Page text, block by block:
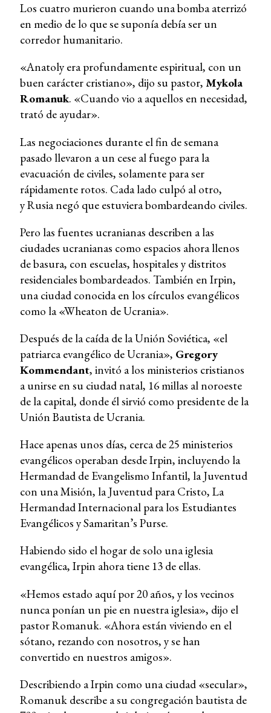
Los cuatro murieron cuando una bomba aterrizó
en medio de lo que se suponía debía ser un
corredor humanitario.
«Anatoly era profundamente espiritual, con un
buen carácter cristiano», dijo su pastor, Mykola
Romanuk. «Cuando vio a aquellos en necesidad,
trató de ayudar».
Las negociaciones durante el fin de semana
pasado llevaron a un cese al fuego para la
evacuación de civiles, solamente para ser
rápidamente rotos. Cada lado culpó al otro,
y Rusia negó que estuviera bombardeando civiles.
Pero las fuentes ucranianas describen a las
ciudades ucranianas como espacios ahora llenos
de basura, con escuelas, hospitales y distritos
residenciales bombardeados. También en Irpin,
una ciudad conocida en los círculos evangélicos
como la «Wheaton de Ucrania».
Después de la caída de la Unión Soviética, «el
patriarca evangélico de Ucrania», Gregory
Kommendant, invitó a los ministerios cristianos
a unirse en su ciudad natal, 16 millas al noroeste
de la capital, donde él sirvió como presidente de la
Unión Bautista de Ucrania.
Hace apenas unos días, cerca de 25 ministerios
evangélicos operaban desde Irpin, incluyendo la
Hermandad de Evangelismo Infantil, la Juventud
con una Misión, la Juventud para Cristo, La
Hermandad Internacional para los Estudiantes
Evangélicos y Samaritan’s Purse.
Habiendo sido el hogar de solo una iglesia
evangélica, Irpin ahora tiene 13 de ellas.
«Hemos estado aquí por 20 años, y los vecinos
nunca ponían un pie en nuestra iglesia», dijo el
pastor Romanuk. «Ahora están viviendo en el
sótano, rezando con nosotros, y se han
convertido en nuestros amigos».
Describiendo a Irpin como una ciudad «secular»,
Romanuk describe a su congregación bautista de